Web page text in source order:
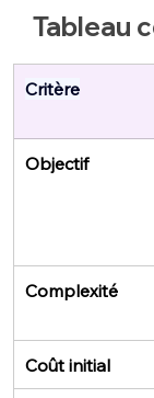
Tableau
Critère
Objectif
Complexité
Coût initial